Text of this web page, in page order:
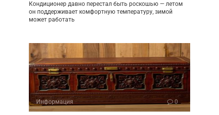
Кондиционер давно перестал быть роскошью — летом
он поддерживает комфортную температуру, зимой
может работать
Информация 0